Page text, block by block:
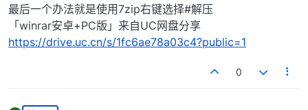
最后一个办法就是使用7zip右键选择#解压
「winrar安卓+PC版」来自UC网盘分享
https://drive.uc.cn/s/1fc6ae78a03c4?public=1
0